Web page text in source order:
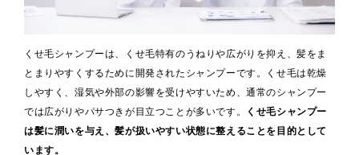
くせ毛シャンプーは、くせ毛特有のうねりや広がりを抑え、髪をま
とまりやすくするために開発されたシャンプーです。くせ毛は乾燥
しやすく、湿気や外部の影響を受けやすいため、通常のシャンプー
では広がりやパサつきが目立つことが多いです。
くせ毛シャンプー
は髪に潤いを与え、髪が扱いやすい状態に整えることを目的として
います。